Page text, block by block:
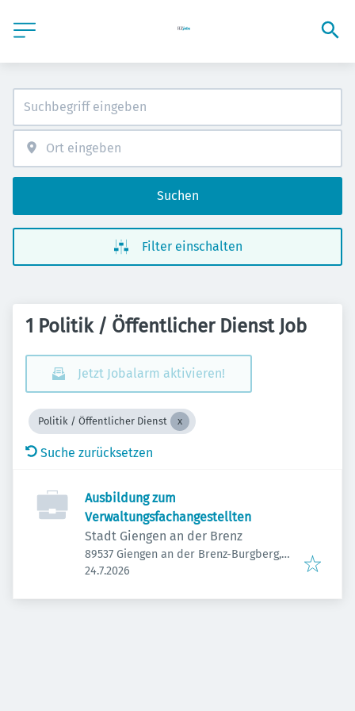
Suchen
Filter einschalten
1 Politik / Öffentlicher Dienst Job
Jetzt Jobalarm aktivieren!
Politik / Öffentlicher Dienst
Suche zurücksetzen
Ausbildung zum
Verwaltungsfachangestellten
Stadt Giengen an der Brenz
89537 Giengen an der Brenz-Burgberg,
Deutschland
Veröffentlicht
24.7.2026